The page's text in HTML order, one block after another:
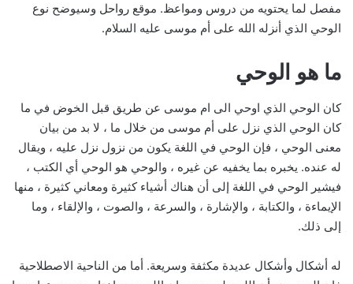
مفصل لما يحتويه من دروس ومواعظ. موقع رواحل وسيوضح نوع
الوحي الذي أنزله الله على أم موسى عليه السلام.
ما هو الوحي
كان الوحي الذي اوحي الى ام موسى عن طريق قبل الخوض في ما
كان الوحي الذي نزل على أم موسى من خلال ما ، لا بد من بيان
معنى الوحي ، فإن الوحي في اللغة يكون من نزول نزل عليه ، ويقال
له عنده. يخبره بما يخفيه عن غيره ، والوحي هو الوحي أي الكتب ،
فيشير الوحي في اللغة إلى أن هناك أشياء كثيرة ومعاني كثيرة ، منها
الإيماءة ، والكتابة ، والإشارة ، والسرعة ، والصوت ، والإلقاء ، وما
إلى ذلك.
له أشكال وأشكال عديدة مكثفة وسريعة. أما من الناحية الاصطلاحية